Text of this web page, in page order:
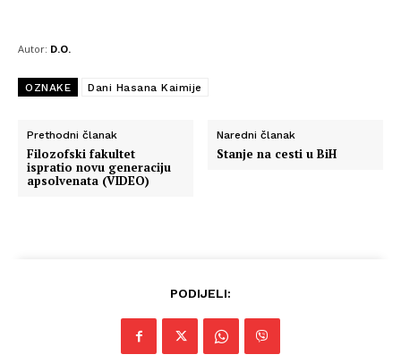
Autor: D.O.
OZNAKE Dani Hasana Kaimije
Prethodni članak
Filozofski fakultet
ispratio novu generaciju
apsolvenata (VIDEO)
Naredni članak
Stanje na cesti u BiH
PODIJELI: